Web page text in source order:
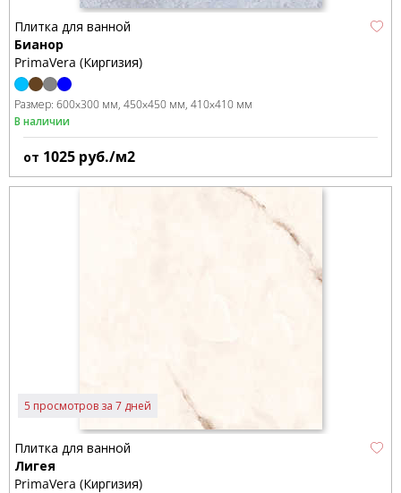
Плитка для ванной
Бианор
PrimaVera (Киргизия)
Размер: 600x300 мм 450x450 мм 410x410 мм
В наличии
от 1025 руб./м2
5 просмотров за 7 дней
Плитка для ванной
Лигея
PrimaVera (Киргизия)